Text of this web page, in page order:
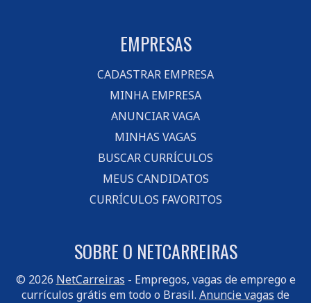
EMPRESAS
CADASTRAR EMPRESA
MINHA EMPRESA
ANUNCIAR VAGA
MINHAS VAGAS
BUSCAR CURRÍCULOS
MEUS CANDIDATOS
CURRÍCULOS FAVORITOS
SOBRE O NETCARREIRAS
© 2026 NetCarreiras - Empregos, vagas de emprego e
currículos grátis em todo o Brasil. Anuncie vagas de